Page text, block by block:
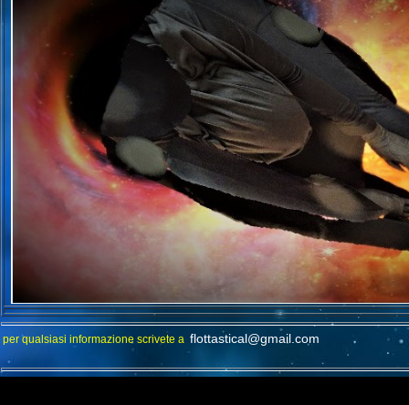
per qualsiasi informazione scrivete a flottastical@gmail.com